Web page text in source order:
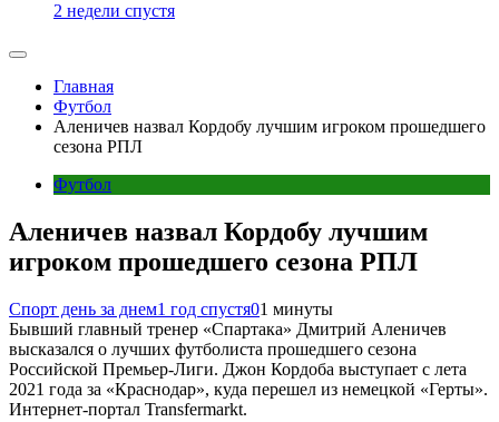
2 недели спустя
Главная
Футбол
Аленичев назвал Кордобу лучшим игроком прошедшего
сезона РПЛ
Футбол
Аленичев назвал Кордобу лучшим
игроком прошедшего сезона РПЛ
Спорт день за днем1 год спустя01 минуты
Бывший главный тренер «Спартака» Дмитрий Аленичев
высказался о лучших футболиста прошедшего сезона
Российской Премьер-Лиги. Джон Кордоба выступает с лета
2021 года за «Краснодар», куда перешел из немецкой «Герты».
Интернет-портал Transfermarkt.